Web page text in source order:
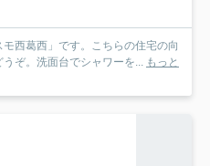
西葛西」です。こちらの住宅の向
ぞ。洗面台でシャワーを...
もっと